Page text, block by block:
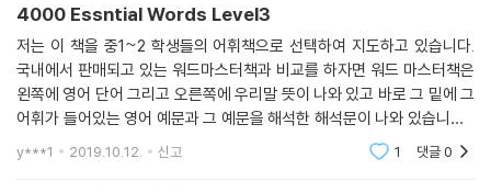
4000 Essntial Words Level3
저는 이 책을 중1~2 학생들의 어휘책으로 선택하여 지도하고 있습니다.
국내에서 판매되고 있는 워드마스터책과 비교를 하자면 워드 마스터책은
왼쪽에 영어 단어 그리고 오른쪽에 우리말 뜻이 나와 있고 바로 그 밑에 그
어휘가 들어있는 영어 예문과 그 예문을 해석한 해석문이 나와 있습니다...
개인적으로 이러한 스타일의 어휘책을 저는 좋아하지 않는데 그 이유는 저
는 학생들을 가
y***1 2019.10.12. 신고 1 댓글0